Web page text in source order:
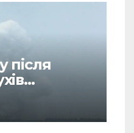
після